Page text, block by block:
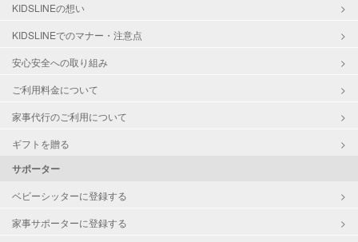
KIDSLINEの想い
KIDSLINEでのマナー・注意点
安心安全への取り組み
ご利用料金について
家事代行のご利用について
ギフトを贈る
サポーター
ベビーシッターに登録する
家事サポーターに登録する